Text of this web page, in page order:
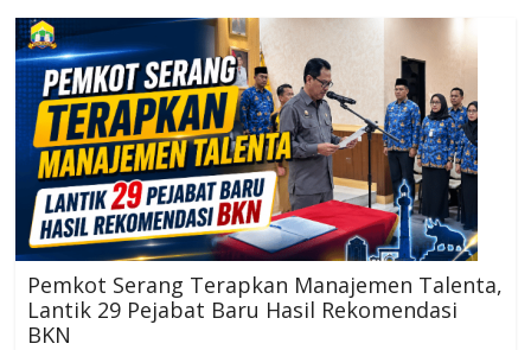
Pemkot Serang Terapkan Manajemen Talenta,
Lantik 29 Pejabat Baru Hasil Rekomendasi
BKN